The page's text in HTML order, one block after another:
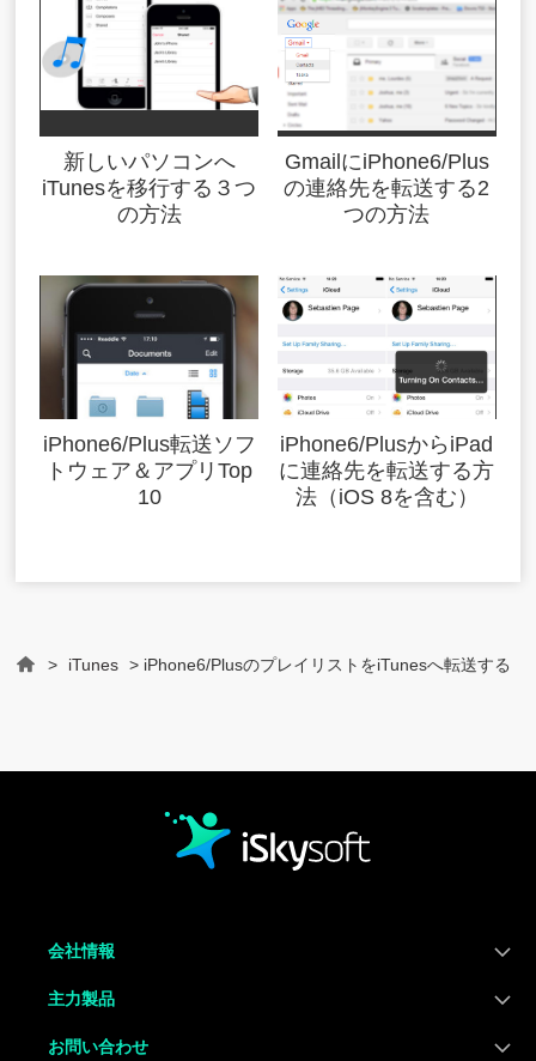
新しいパソコンへ
iTunesを移行する３つ
の方法
GmailにiPhone6/Plus
の連絡先を転送する2
つの方法
iPhone6/Plus転送ソフ
トウェア＆アプリTop
10
iPhone6/PlusからiPad
に連絡先を転送する方
法（iOS 8を含む）
> iTunes > iPhone6/PlusのプレイリストをiTunesへ転送する
会社情報
主力製品
お問い合わせ